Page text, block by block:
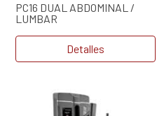
PC16 DUAL ABDOMINAL /
LUMBAR
Detalles